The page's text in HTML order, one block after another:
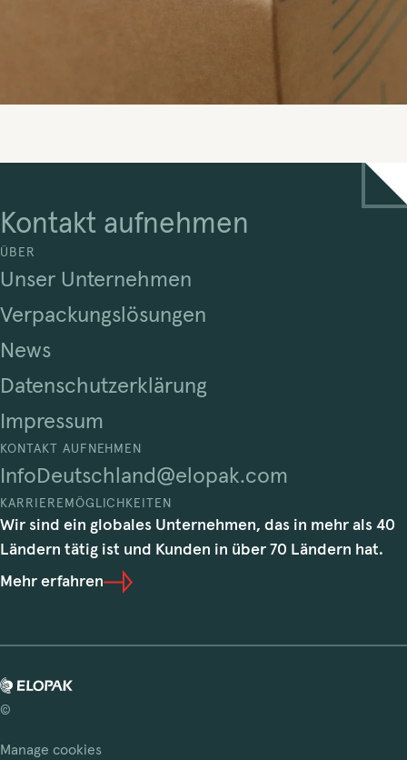
Kontakt aufnehmen
ÜBER
Unser Unternehmen
Verpackungslösungen
News
Datenschutzerklärung
Impressum
KONTAKT AUFNEHMEN
InfoDeutschland@elopak.com
KARRIEREMÖGLICHKEITEN
Wir sind ein globales Unternehmen, das in mehr als 40
Ländern tätig ist und Kunden in über 70 Ländern hat.
Mehr erfahren
©
Manage cookies